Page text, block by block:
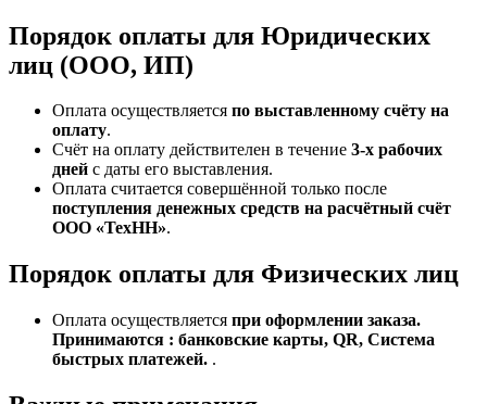
Порядок оплаты для Юридических
лиц (ООО, ИП)
Оплата осуществляется по выставленному счёту на
оплату.
Счёт на оплату действителен в течение 3‑х рабочих
дней с даты его выставления.
Оплата считается совершённой только после
поступления денежных средств на расчётный счёт
ООО «ТехНН».
Порядок оплаты для Физических лиц
Оплата осуществляется при оформлении заказа.
Принимаются : банковские карты, QR, Система
быстрых платежей. .